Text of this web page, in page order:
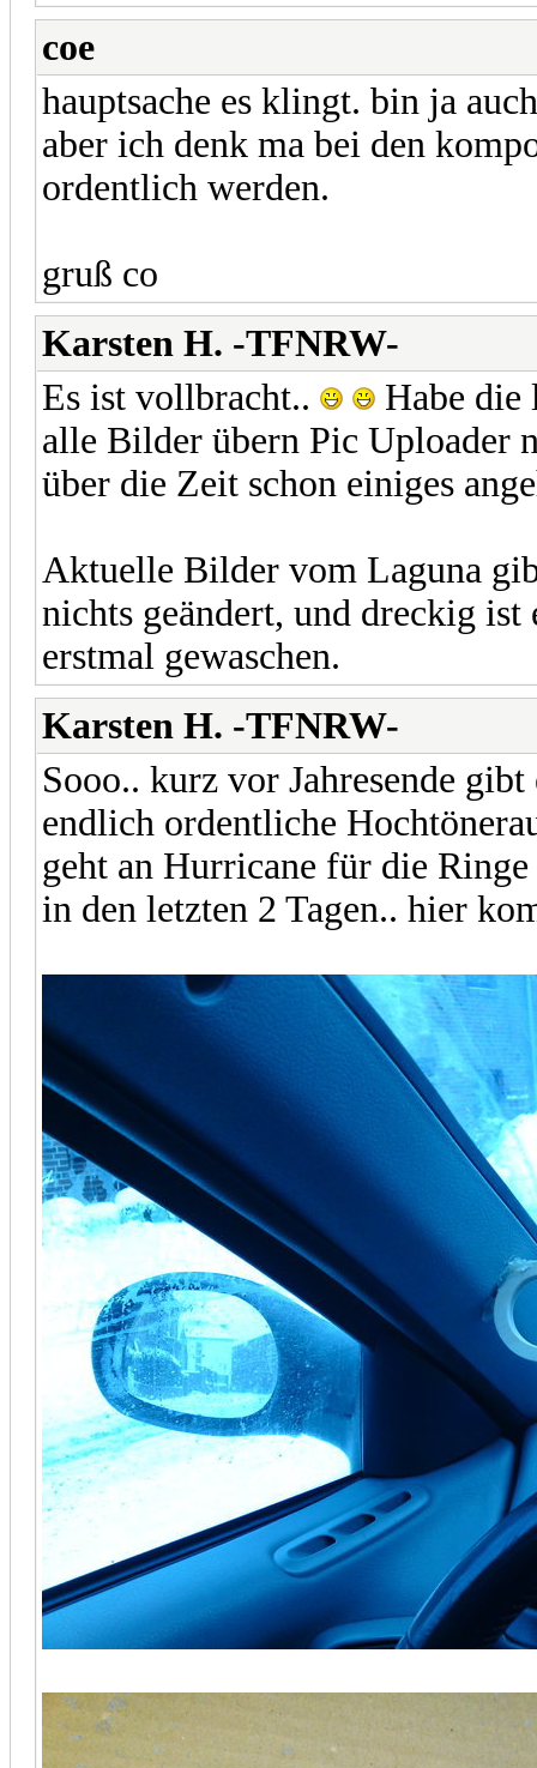
coe
hauptsache es klingt. bin ja
aber ich denk ma bei den
ordentlich werden.
gruß co
Karsten H. -TFNRW-
Es ist vollbracht..
Habe die
alle Bilder übern Pic Uploader
über die Zeit schon einiges
Aktuelle Bilder vom Laguna
nichts geändert, und dreckig
erstmal gewaschen.
Karsten H. -TFNRW-
Sooo.. kurz vor Jahresende
endlich ordentliche
geht an Hurricane für die
in den letzten 2 Tagen.. hier